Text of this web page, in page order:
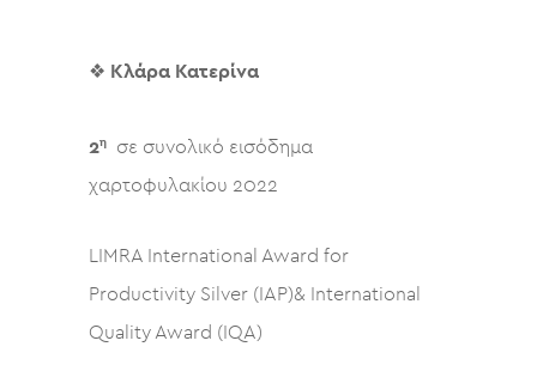
❖ Κλάρα Κατερίνα
2η
σε συνολικό εισόδημα
χαρτοφυλακίου 2022
LIMRA International Award for
Productivity Silver (IAP)& International
Quality Award (IQA)